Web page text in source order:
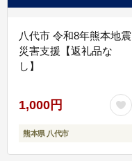
八代市 令和8年熊本地震
災害支援【返礼品な
し】
1,000円
熊本県 八代市